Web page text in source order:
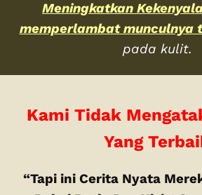
Meningkatkan
memperlambat munculnya
pada kulit.
Kami Tidak
Yang
“Tapi ini Cerita Nyata